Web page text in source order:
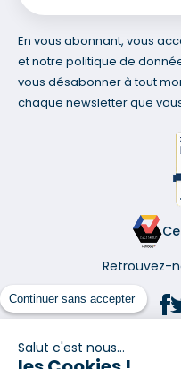
Continuer sans accepter
Salut c'est nous...
En vous abonnant, vous
et notre politique de
vous désabonner à tout
chaque newsletter que
Retrouvez-